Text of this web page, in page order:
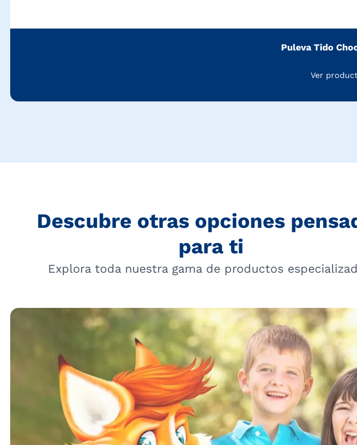
Puleva Tido
Ver
Descubre otras opciones
para ti
Explora toda nuestra gama de productos